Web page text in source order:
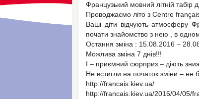
Французький мовний літній
Проводжаємо літо з Centre
Ваші діти відчують атмосферу
почати знайомство з нею , в
Остання зміна : 15.08.2016 –
Можлива зміна 7 днів!!!
І – приємний сюрприз – діють
Не встигли на початок зміни – не
http://francais.kiev.ua/
http://francais.kiev.ua/2016/04/05/